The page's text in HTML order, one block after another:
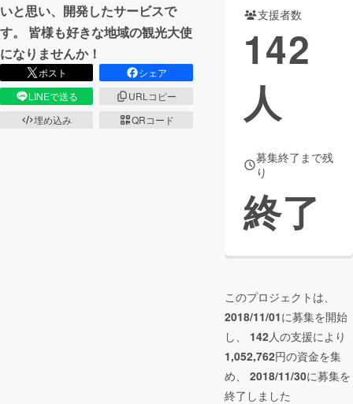
いと思い、開発したサービスで
す。 皆様も好きな地域の観光大使
になりませんか！
ポスト
シェア
LINEで送る
URLコピー
埋め込み
QRコード
支援者数
142
人
募集終了まで残
り
終了
このプロジェクトは、
2018/11/01に募集を開始
し、 142人の支援により
1,052,762円の資金を集
め、 2018/11/30に募集を
終了しました